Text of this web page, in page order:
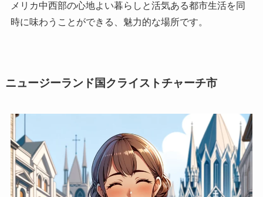
メリカ中西部の心地よい暮らしと活気ある都市生活を同
時に味わうことができる、魅力的な場所です。
ニュージーランド国クライストチャーチ市